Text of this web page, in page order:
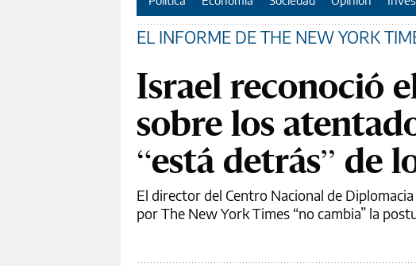
EL INFORME DE THE NEW YORK
Israel reconoció
sobre los
“está detrás” de
El director del Centro Nacional de
por The New York Times “no cambia” la